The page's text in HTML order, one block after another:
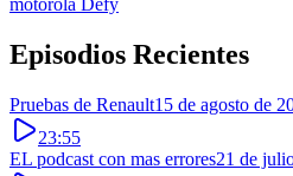
motorola Defy
Episodios Recientes
Pruebas de Renault15 de agosto de
23:55
EL podcast con mas errores21 de